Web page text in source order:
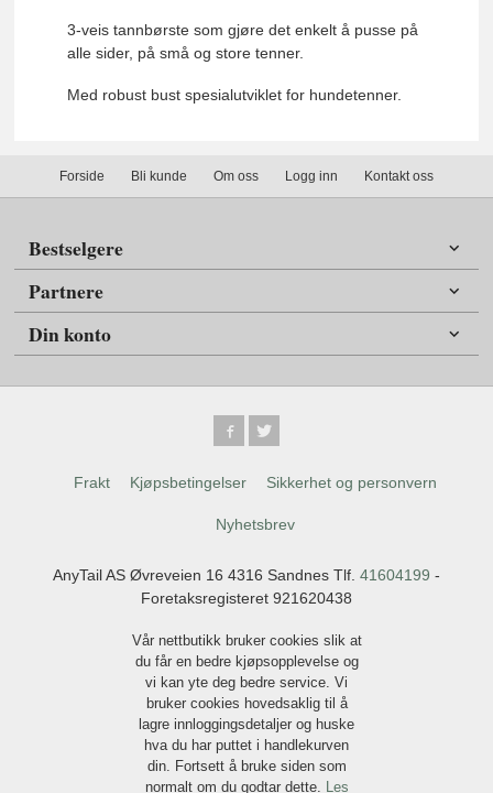
3-veis tannbørste som gjøre det enkelt å pusse på
alle sider, på små og store tenner.
Med robust bust spesialutviklet for hundetenner.
Forside Bli kunde Om oss Logg inn Kontakt oss
Bestselgere
Partnere
Din konto
Frakt Kjøpsbetingelser Sikkerhet og personvern
Nyhetsbrev
AnyTail AS Øvreveien 16 4316 Sandnes Tlf. 41604199 -
Foretaksregisteret 921620438
Vår nettbutikk bruker cookies slik at
du får en bedre kjøpsopplevelse og
vi kan yte deg bedre service. Vi
bruker cookies hovedsaklig til å
lagre innloggingsdetaljer og huske
hva du har puttet i handlekurven
din. Fortsett å bruke siden som
normalt om du godtar dette.
Les